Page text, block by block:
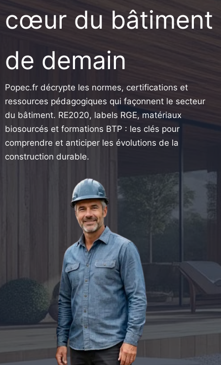
cœur du bâtiment
de demain
Popec.fr décrypte les normes, certifications et
ressources pédagogiques qui façonnent le secteur
du bâtiment. RE2020, labels RGE, matériaux
biosourcés et formations BTP : les clés pour
comprendre et anticiper les évolutions de la
construction durable.